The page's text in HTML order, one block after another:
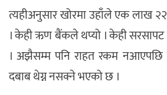
त्यहीअनुसार खोरमा उहाँले एक लाख
। केही ऋण बैंकले थप्यो । केही
। अझैसम्म पनि राहत रकम नआएपछि
दबाब थेग्न नसक्ने भएको छ ।